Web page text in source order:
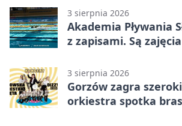
3 sierpnia 2026
Akademia Pływania
z zapisami. Są
3 sierpnia 2026
Gorzów zagra
orkiestra spotka